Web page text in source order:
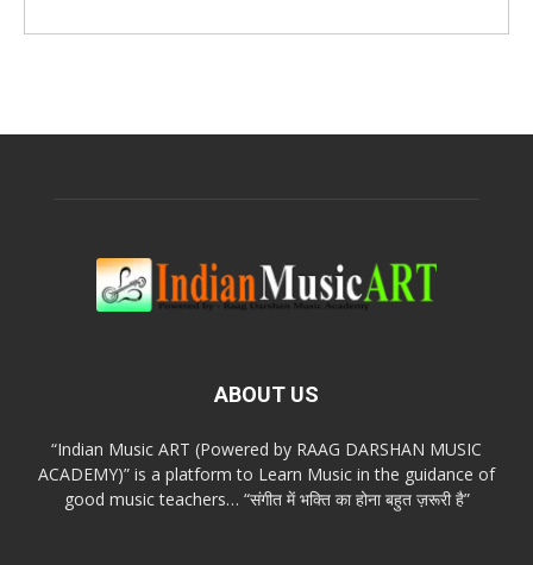
ABOUT US
“Indian Music ART (Powered by RAAG DARSHAN MUSIC
ACADEMY)” is a platform to Learn Music in the guidance of
good music teachers… “संगीत में भक्ति का होना बहुत ज़रूरी है”